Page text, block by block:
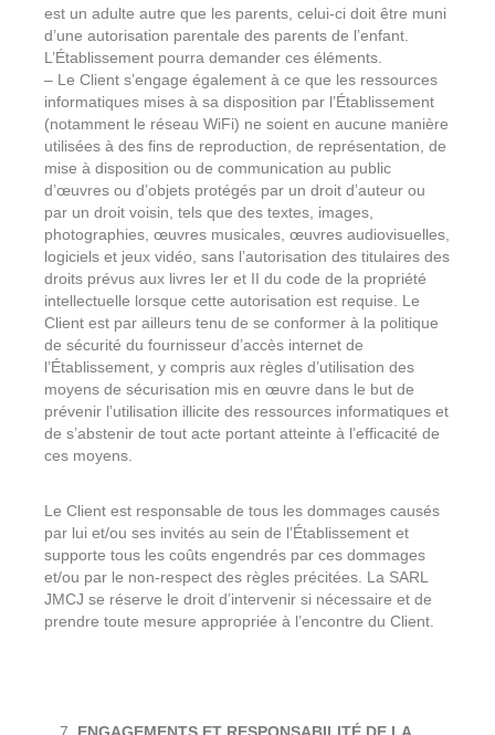
est un adulte autre que les parents, celui-ci doit être muni
d’une autorisation parentale des parents de l’enfant.
L’Établissement pourra demander ces éléments.
– Le Client s’engage également à ce que les ressources
informatiques mises à sa disposition par l’Établissement
(notamment le réseau WiFi) ne soient en aucune manière
utilisées à des fins de reproduction, de représentation, de
mise à disposition ou de communication au public
d’œuvres ou d’objets protégés par un droit d’auteur ou
par un droit voisin, tels que des textes, images,
photographies, œuvres musicales, œuvres audiovisuelles,
logiciels et jeux vidéo, sans l’autorisation des titulaires des
droits prévus aux livres Ier et II du code de la propriété
intellectuelle lorsque cette autorisation est requise. Le
Client est par ailleurs tenu de se conformer à la politique
de sécurité du fournisseur d’accès internet de
l’Établissement, y compris aux règles d’utilisation des
moyens de sécurisation mis en œuvre dans le but de
prévenir l’utilisation illicite des ressources informatiques et
de s’abstenir de tout acte portant atteinte à l’efficacité de
ces moyens.
Le Client est responsable de tous les dommages causés
par lui et/ou ses invités au sein de l’Établissement et
supporte tous les coûts engendrés par ces dommages
et/ou par le non-respect des règles précitées. La SARL
JMCJ se réserve le droit d’intervenir si nécessaire et de
prendre toute mesure appropriée à l’encontre du Client.